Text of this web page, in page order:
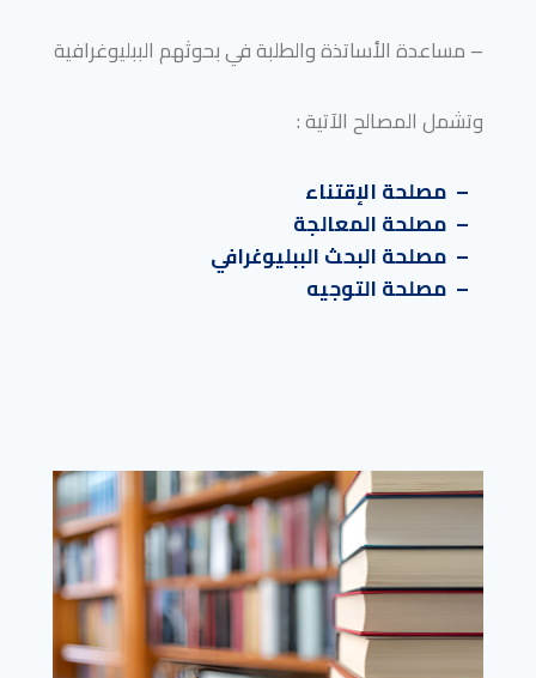
– مساعدة الأساتذة والطلبة في بحوثهم الببليوغرافية
وتشمل المصالح الآتية :
– مصلحة الإقتناء
– مصلحة المعالجة
– مصلحة البحث الببليوغرافي
– مصلحة التوجيه